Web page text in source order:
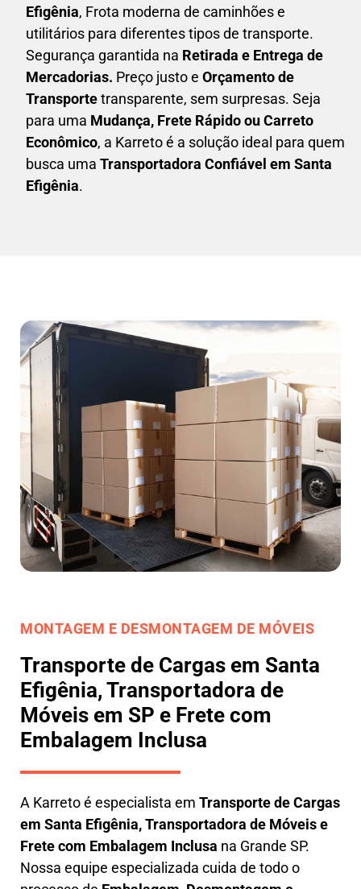
Efigênia, Frota moderna de caminhões e
utilitários para diferentes tipos de transporte.
Segurança garantida na Retirada e Entrega de
Mercadorias. Preço justo e Orçamento de
Transportetransparente, sem surpresas. Seja
para uma Mudança, Frete Rápido ou Carreto
Econômico, a Karretoé a solução ideal para quem
busca uma Transportadora Confiável em Santa
Efigênia.
MONTAGEM E DESMONTAGEM DE MÓVEIS
Transporte de Cargas em Santa
Efigênia, Transportadora de
Móveis em SP e Frete com
Embalagem Inclusa
A Karretoé especialista em Transporte de Cargas
em Santa Efigênia,Transportadora de Móveis e
Frete com Embalagem Inclusa na Grande SP.
Nossa equipe especializada cuida de todo o